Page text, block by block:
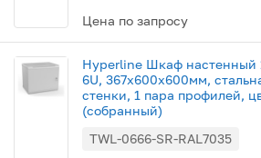
Цена по запросу
Hyperline Шкаф настенный
6U, 367x600х600мм,
стенки, 1 пара профилей,
(собранный)
TWL-0666-SR-RAL7035